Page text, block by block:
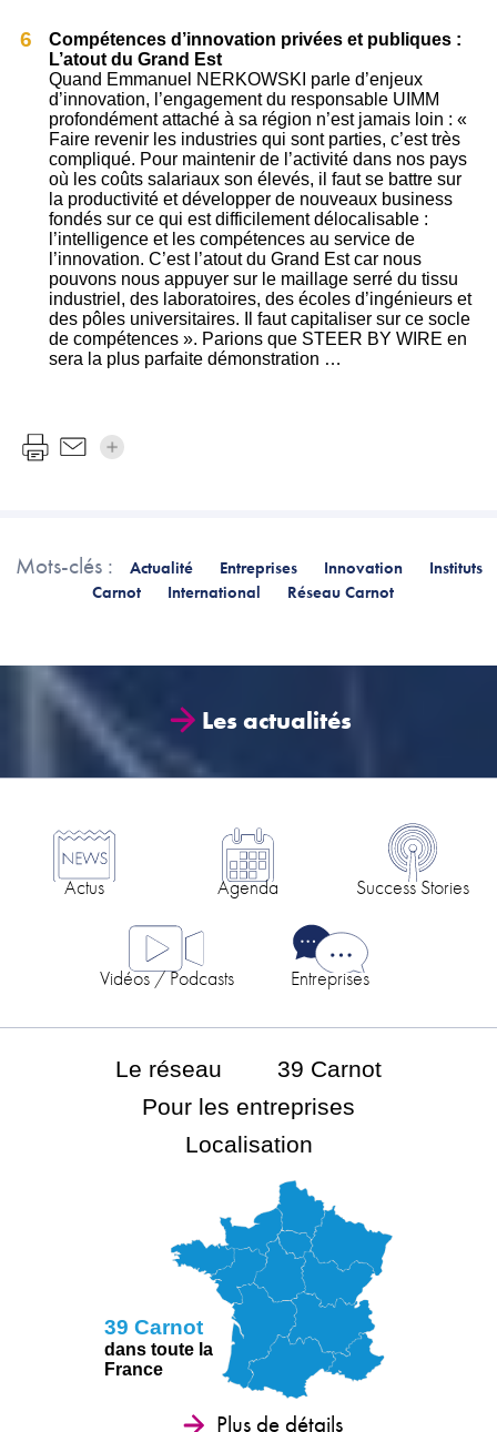
Compétences d’innovation privées et publiques :
L’atout du Grand Est
Quand Emmanuel NERKOWSKI parle d’enjeux
d’innovation, l’engagement du responsable UIMM
profondément attaché à sa région n’est jamais loin : «
Faire revenir les industries qui sont parties, c’est très
compliqué. Pour maintenir de l’activité dans nos pays
où les coûts salariaux son élevés, il faut se battre sur
la productivité et développer de nouveaux business
fondés sur ce qui est difficilement délocalisable :
l’intelligence et les compétences au service de
l’innovation. C’est l’atout du Grand Est car nous
pouvons nous appuyer sur le maillage serré du tissu
industriel, des laboratoires, des écoles d’ingénieurs et
des pôles universitaires. Il faut capitaliser sur ce socle
de compétences ». Parions que STEER BY WIRE en
sera la plus parfaite démonstration …
Mots-clés : Actualité Entreprises Innovation
Instituts
Carnot
International Réseau Carnot
Les actualités
Actus Agenda Success Stories
Vidéos / Podcasts Entreprises
Le réseau
39 Carnot
Pour les entreprises
Localisation
39 Carnot
dans toute la
France
Plus de détails